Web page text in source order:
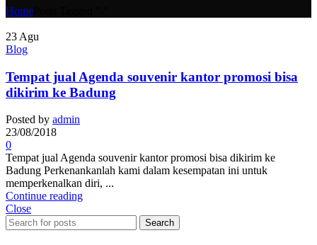
Home
23 Agu
Blog
Tempat jual Agenda souvenir kantor promosi bisa
dikirim ke Badung
Posted by admin
23/08/2018
0
Tempat jual Agenda souvenir kantor promosi bisa dikirim ke
Badung Perkenankanlah kami dalam kesempatan ini untuk
memperkenalkan diri, ...
Continue reading
Close
Search